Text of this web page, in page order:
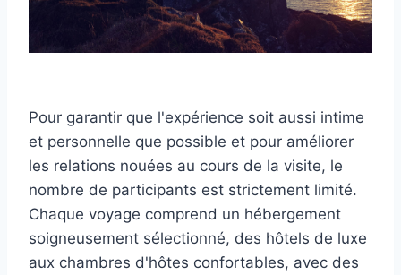
Pour garantir que l'expérience soit aussi intime
et personnelle que possible et pour améliorer
les relations nouées au cours de la visite, le
nombre de participants est strictement limité.
Chaque voyage comprend un hébergement
soigneusement sélectionné, des hôtels de luxe
aux chambres d'hôtes confortables, avec des